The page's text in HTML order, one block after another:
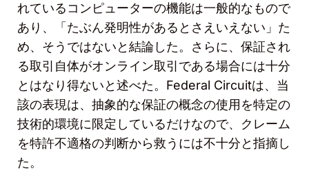
れているコンピューターの機能は一般的なもので
あり、「たぶん発明性があるとさえいえない」た
め、そうではないと結論した。さらに、保証され
る取引自体がオンライン取引である場合には十分
とはなり得ないと述べた。 Federal Circuitは、当
該の表現は、抽象的な保証の概念の使用を特定の
技術的環境に限定しているだけなので、クレーム
を特許不適格の判断から救うには不十分と指摘し
た。